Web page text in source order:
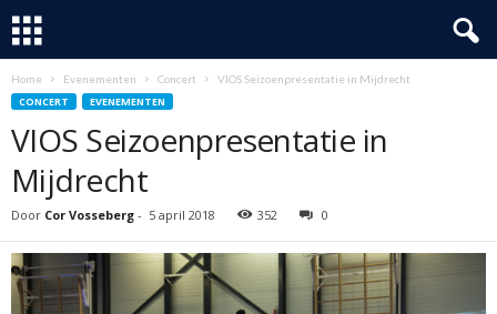
Home Evenementen Concert VIOS Seizoenpresentatie in Mijdrecht
CONCERT EVENEMENTEN
VIOS Seizoenpresentatie in
Mijdrecht
Door Cor Vosseberg - 5 april 2018 352 0